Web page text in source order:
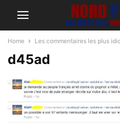
Home Les commentaires les plus
d45ad